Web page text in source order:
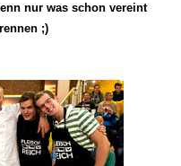
nur was schon vereint
;)